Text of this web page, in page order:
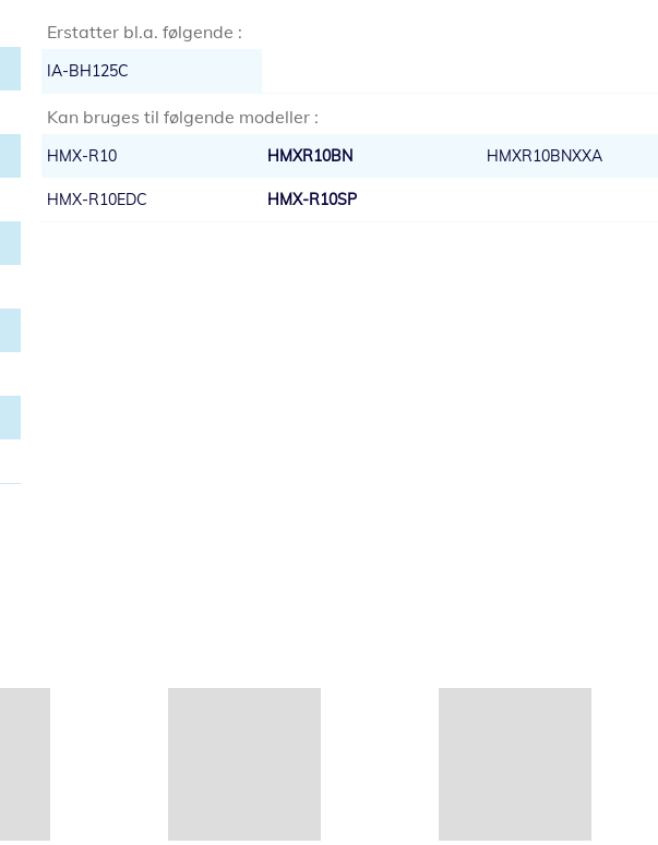
Erstatter bl.a. følgende :
IA-BH125C
Kan bruges til følgende modeller :
HMX-R10 HMXR10BN HMXR10BNXXA
HMX-R10EDC HMX-R10SP